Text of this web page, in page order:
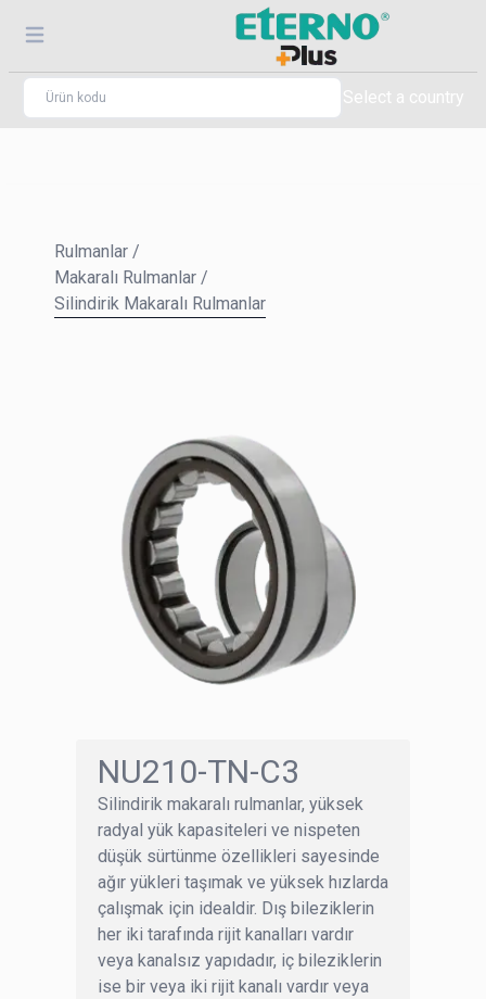
Select a country
Rulmanlar /
Makaralı Rulmanlar /
Silindirik Makaralı Rulmanlar
NU210-TN-C3
Silindirik makaralı rulmanlar, yüksek
radyal yük kapasiteleri ve nispeten
düşük sürtünme özellikleri sayesinde
ağır yükleri taşımak ve yüksek hızlarda
çalışmak için idealdir. Dış bileziklerin
her iki tarafında rijit kanalları vardır
veya kanalsız yapıdadır, iç bileziklerin
ise bir veya iki rijit kanalı vardır veya